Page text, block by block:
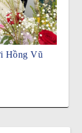
Hồng Vũ